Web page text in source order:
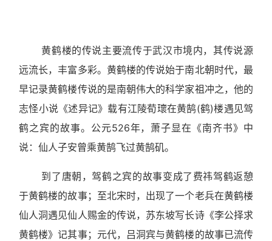
黄鹤楼的传说主要流传于武汉市境内，其传说源
远流长，丰富多彩。黄鹤楼的传说始于南北朝时代，最
早记录黄鹤楼传说的是南朝伟大的科学家祖冲之，他的
志怪小说《述异记》载有江陵荀瓌在黄鹄(鹤)楼遇见驾
鹤之宾的故事。公元526年，萧子显在《南齐书》中
说：仙人子安曾乘黄鹄飞过黄鹄矶。
到了唐朝，驾鹤之宾的故事变成了费祎驾鹤返憩
于黄鹤楼的故事；至北宋时，出现了一个老兵在黄鹤楼
仙人洞遇见仙人赐金的传说，苏东坡写长诗《李公择求
黄鹤楼》记其事；元代，吕洞宾与黄鹤楼的故事已流传